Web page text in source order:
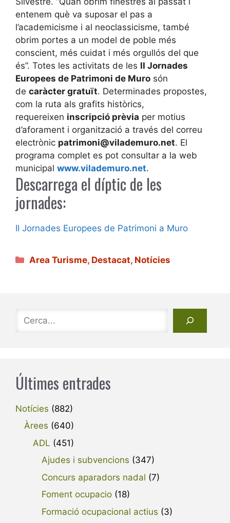
entenem què va suposar el pas a
l’academicisme i al neoclassicisme, també
obrim portes a un model de poble més
conscient, més cuidat i més orgullós del que
és”. Totes les activitats de les II Jornades
Europees de Patrimoni de Muro són
de caràcter gratuït. Determinades propostes,
com la ruta als grafits històrics,
requereixen inscripció prèvia per motius
d’aforament i organització a través del correu
electrònic patrimoni@vilademuro.net. El
programa complet es pot consultar a la web
municipal www.vilademuro.net.
Descarrega el díptic de les
jornades:
II Jornades Europees de Patrimoni a Muro
Categories
Area Turisme, Destacat, Notícies
Últimes entrades
Notícies (882)
Àrees (640)
ADL (451)
Ajudes i subvencions (347)
Concurs aparadors nadal (7)
Foment ocupacio (18)
Formació ocupacional actius (3)